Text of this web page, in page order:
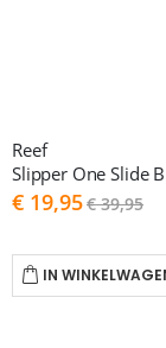
Reef
Slipper One Slide
As
low
€ 19,95€ 39,95
IN